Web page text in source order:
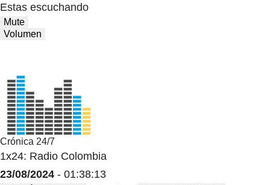
Estas escuchando
Mute
Volumen
Crónica 24/7
1x24: Radio Colombia
23/08/2024 - 01:38:13